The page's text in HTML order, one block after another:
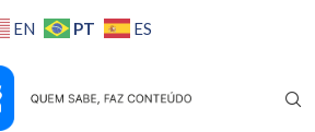
EN PT ES